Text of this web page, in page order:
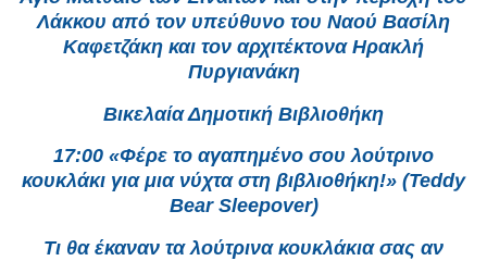
Λάκκου από τον υπεύθυνο του Ναού Βασίλη
Καφετζάκη και τον αρχιτέκτονα Ηρακλή
Πυργιανάκη
Βικελαία Δημοτική Βιβλιοθήκη
17:00 «Φέρε το αγαπημένο σου λούτρινο
κουκλάκι για μια νύχτα στη βιβλιοθήκη!» (Teddy
Bear Sleepover)
Τι θα έκαναν τα λούτρινα κουκλάκια σας αν